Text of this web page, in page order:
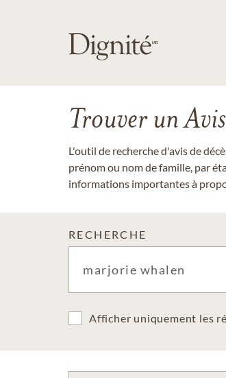
Trouver un Avis
L'outil de recherche d'avis de
prénom ou nom de famille, par
informations importantes à
RECHERCHE
Afficher uniquement les